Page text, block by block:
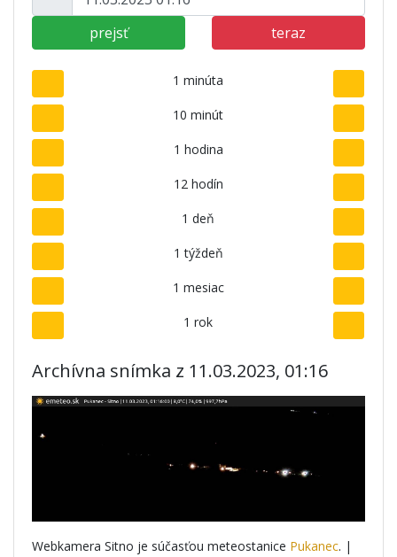
prejsť teraz
1 minúta
10 minút
1 hodina
12 hodín
1 deň
1 týždeň
1 mesiac
1 rok
Archívna snímka z 11.03.2023, 01:16
Webkamera Sitno je súčasťou meteostanice Pukanec. |